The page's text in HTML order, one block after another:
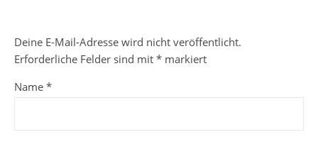
Deine E-Mail-Adresse wird nicht veröffentlicht.
Erforderliche Felder sind mit * markiert
Name *